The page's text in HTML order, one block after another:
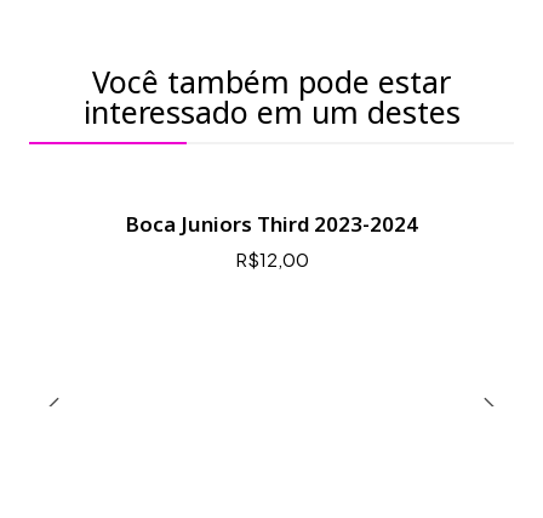
Você também pode estar
interessado em um destes
Boca Juniors Third 2023-2024
R$12,00